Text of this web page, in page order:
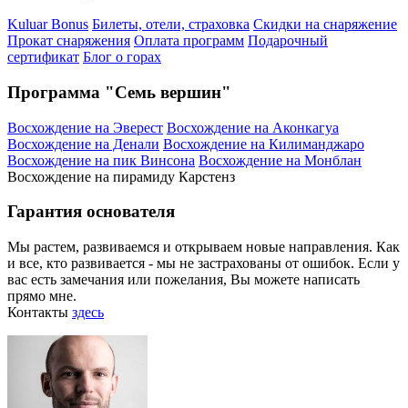
Kuluar Bonus Билеты, отели, страховка Скидки на снаряжение
Прокат снаряжения Оплата программ Подарочный
сертификат Блог о горах
Программа "Семь вершин"
Восхождение на Эверест Восхождение на Аконкагуа
Восхождение на Денали Восхождение на Килиманджаро
Восхождение на пик Винсона Восхождение на Монблан
Восхождение на пирамиду Карстенз
Гарантия основателя
Мы растем, развиваемся и открываем новые направления. Как
и все, кто развивается - мы не застрахованы от ошибок. Если у
вас есть замечания или пожелания, Вы можете написать
прямо мне.
Контакты здесь